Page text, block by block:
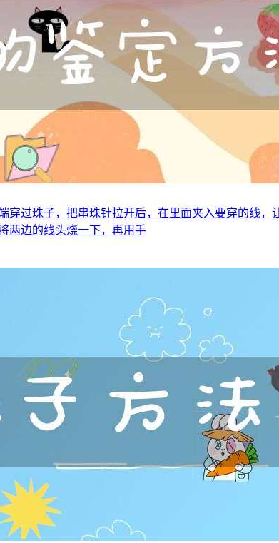
穿过珠子，把串珠针拉开后，在里面夹入要穿的线
两边的线头烧一下，再用手